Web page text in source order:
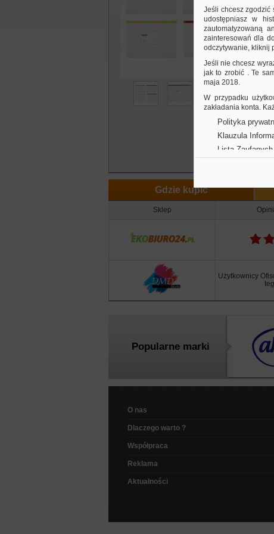
Gdzie kupić
Sklep
Użytkownicy
Popularne marki
O nas
Dlaczego warto ?
Współpraca
Reklama
Aktualności
Jeśli chcesz zgodzić
udostępniasz w
zautomatyzowaną
zainteresowań dla
odczytywanie, kliknij
Jeśli nie chcesz
jak to zrobić . Te
maja 2018.
W przypadku
zakładania konta.
Polityka
Klauzula
Lista